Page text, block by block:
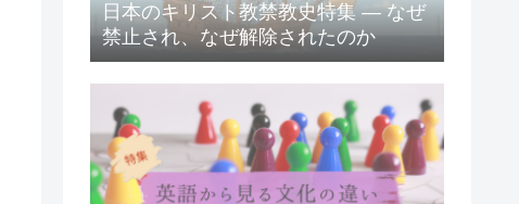
日本のキリスト教禁教史特集 ― なぜ
禁止され、なぜ解除されたのか